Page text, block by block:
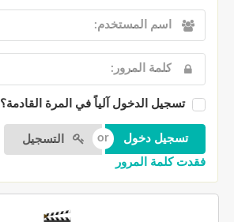
تسجيل الدخول آلياً في المرة القادمة؟
التسجيل
فقدت كلمة المرور